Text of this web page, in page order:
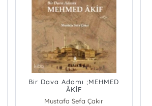
Bir Dava Adamı ;MEHMED
ÂKİF
Mustafa Sefa Çakır